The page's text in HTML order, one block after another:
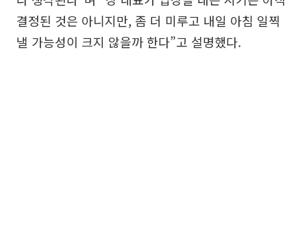
결정된 것은 아니지만, 좀 더 미루고 내일 아침 일찍
낼 가능성이 크지 않을까 한다”고 설명했다.